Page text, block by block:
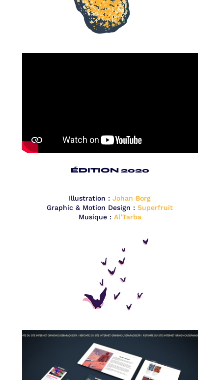
ÉDITION 2020
Illustration : Johan Borg
Graphic & Motion Design :Superfruit
Musique : Al’Tarba